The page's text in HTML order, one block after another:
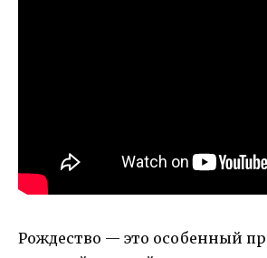
Рождество — это особенный